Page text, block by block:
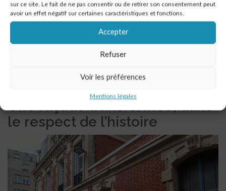
sur ce site. Le fait de ne pas consentir ou de retirer son consentement peut
avoir un effet négatif sur certaines caractéristiques et fonctions.
Accepter
Refuser
Voir les préférences
Mentions légales
des projets d’isolation par l’extérieur ou de ravalement, dès lors
qu’ils visent l’embellissement et la performance énergétique du
Ce chantier a nécessité la mise en place d’un échafaudage
éléments d’ornement en hauteur, et les retours en pignon.
Une façade transformée, dans
le respect de l’histoire